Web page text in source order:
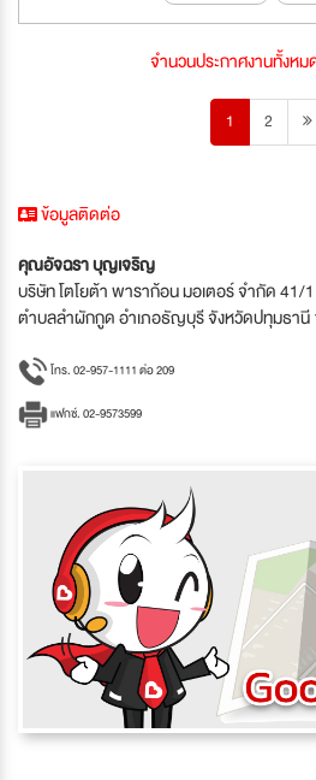
จำนวนประกาศงานทั้งหม
1 2
ข้อมูลติดต่อ
คุณอัจฉรา บุญเจริญ
บริษัท โตโยต้า พาราก้อน มอเตอร์ จำกัด
ตำบลลำผักกูด อำเภอธัญบุรี จังหวัดปทุมธานี
โทร. 02-957-1111 ต่อ 209
แฟกซ์. 02-9573599